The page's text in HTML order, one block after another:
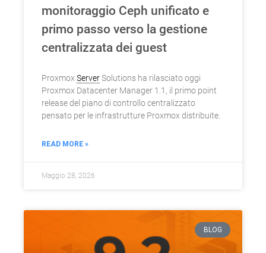
monitoraggio Ceph unificato e
primo passo verso la gestione
centralizzata dei guest
Proxmox ServerSolutions ha rilasciato oggi
Proxmox Datacenter Manager 1.1, il primo point
release del piano di controllo centralizzato
pensato per le infrastrutture Proxmox distribuite.
READ MORE »
Maggio 28, 2026
BLOG